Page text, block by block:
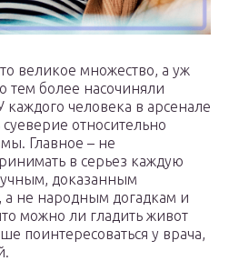
великое множество, а уж
тем более насочиняли
каждого человека в арсенале
относительно
Главное – не
в серьез каждую
доказанным
а не народным догадкам и
можно ли гладить живот
поинтересоваться у врача,